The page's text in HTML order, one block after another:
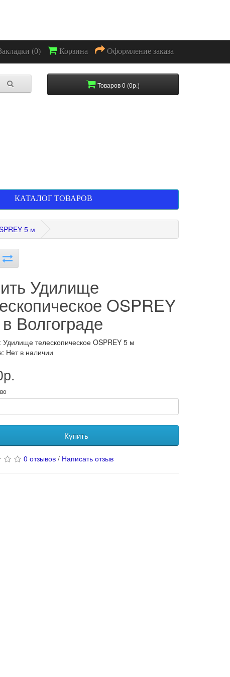
(0) Корзина Оформление заказа
Товаров 0 (0р.)
КАТАЛОГ ТОВАРОВ
5 м
Удилище
OSPREY
Волгограде
телескопическое OSPREY 5 м
Нет в наличии
Купить
0 отзывов / Написать отзыв